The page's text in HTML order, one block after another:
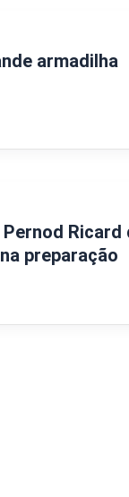
armadilha
preparação